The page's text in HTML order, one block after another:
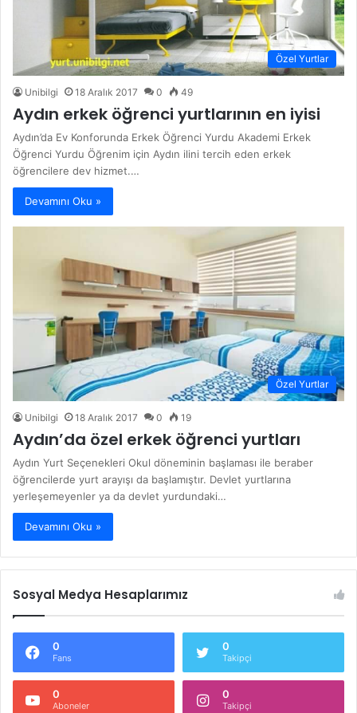
Özel Yurtlar
Unibilgi 18 Aralık 2017 0 49
Aydın erkek öğrenci yurtlarının en iyisi
Aydın’da Ev Konforunda Erkek Öğrenci Yurdu Akademi Erkek
Öğrenci Yurdu Öğrenim için Aydın ilini tercih eden erkek
öğrencilere dev hizmet.…
Devamını Oku »
Özel Yurtlar
Unibilgi 18 Aralık 2017 0 19
Aydın’da özel erkek öğrenci yurtları
Aydın Yurt Seçenekleri Okul döneminin başlaması ile beraber
öğrencilerde yurt arayışı da başlamıştır. Devlet yurtlarına
yerleşemeyenler ya da devlet yurdundaki…
Devamını Oku »
Sosyal Medya Hesaplarımız
0
Fans
0
Takipçi
0
Aboneler
0
Takipçi